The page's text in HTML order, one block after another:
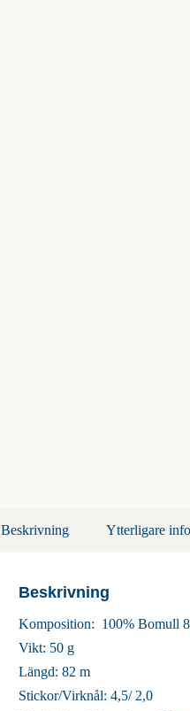
Beskrivning Ytterligare
Beskrivning
Komposition: 100% Bomull
Vikt: 50 g
Längd: 82 m
Stickor/Virknål: 4,5/ 2,0